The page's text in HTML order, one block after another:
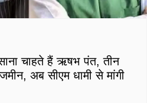
चाहते हैं ऋषभ पंत, तीन
अब सीएम धामी से मांगी